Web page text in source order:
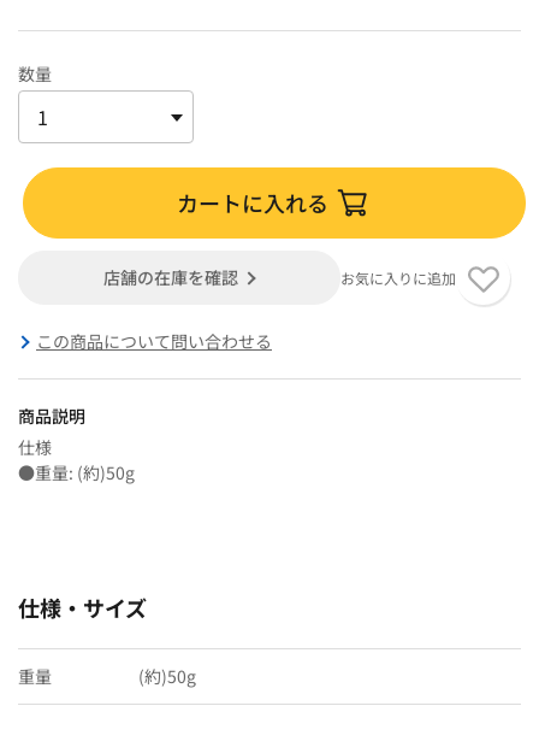
数量
カートに入れる
店舗の在庫を確認 お気に入りに追加
この商品について問い合わせる
商品説明
仕様
●重量: (約)50g
仕様・サイズ
重量 (約)50g